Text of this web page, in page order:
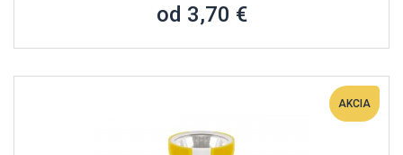
od 3,70 €
AKCIA